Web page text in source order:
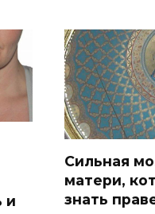
и
Сильная
матери,
знать